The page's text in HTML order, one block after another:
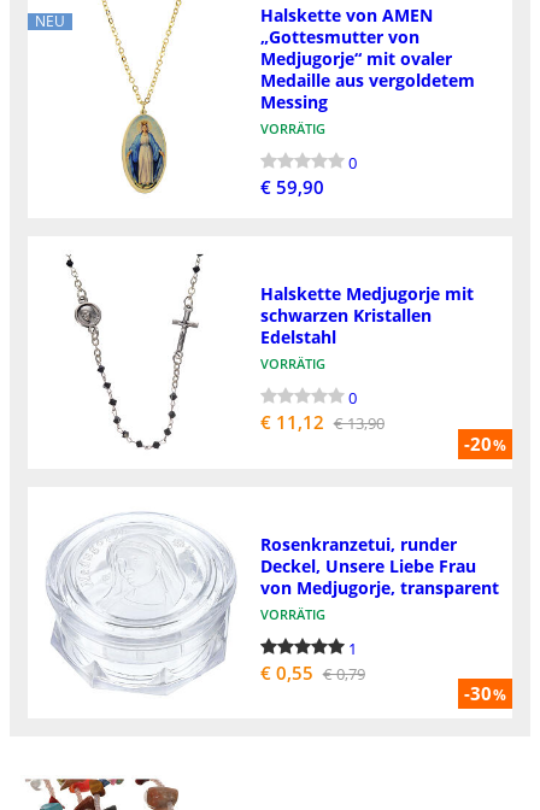
NEU
Halskette von AMEN
„Gottesmutter von
Medjugorje“ mit ovaler
Medaille aus vergoldetem
Messing
VORRÄTIG
0
€ 59,90
-20%
Halskette Medjugorje mit
schwarzen Kristallen
Edelstahl
VORRÄTIG
0
€ 11,12 € 13,90
-30%
Rosenkranzetui, runder
Deckel, Unsere Liebe Frau
von Medjugorje, transparent
VORRÄTIG
1
€ 0,55 € 0,79